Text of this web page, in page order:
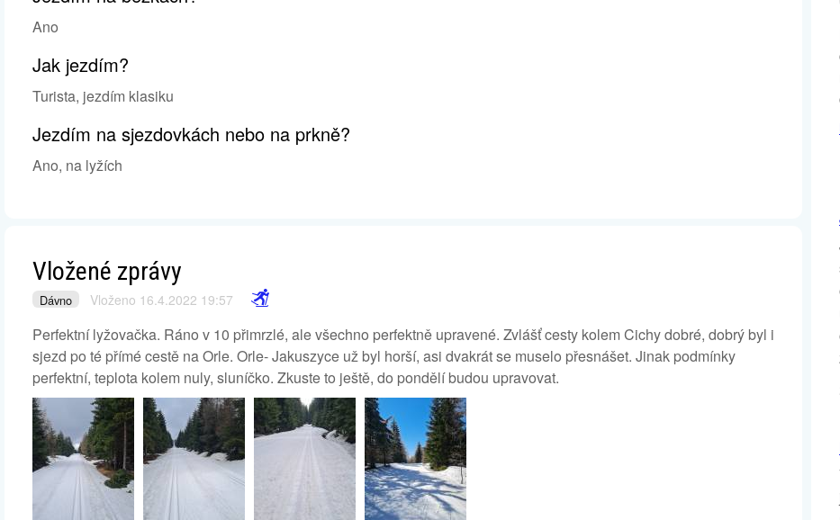
Ano
Jak jezdím?
Turista, jezdím klasiku
Jezdím na sjezdovkách nebo na prkně?
Ano, na lyžích
Vložené zprávy
Dávno Vloženo 16.4.2022 19:57
Perfektní lyžovačka. Ráno v 10 přimrzlé, ale všechno perfektně upravené. Zvlášť cesty kolem Cichy dobré, dobrý byl i
sjezd po té přímé cestě na Orle. Orle- Jakuszyce už byl horší, asi dvakrát se muselo přesnášet. Jinak podmínky
perfektní, teplota kolem nuly, sluníčko. Zkuste to ještě, do pondělí budou upravovat.